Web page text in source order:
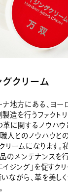
クリーム
ナ地方にある、ヨー
造を行うファクトリ
に関するノウハウ
人とのノウハウと
リームになります。
のメンテナンスを行
イジング」を促すク
ながら、革を美し